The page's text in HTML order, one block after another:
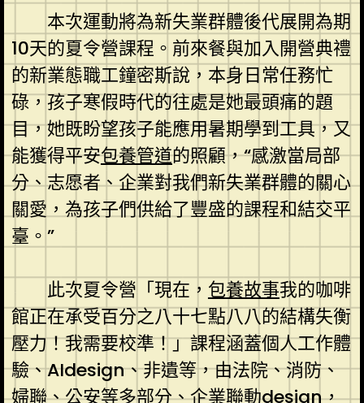
本次運動將為新失業群體後代展開為期
10天的夏令營課程。前來餐與加入開營典禮
的新業態職工鐘密斯說，本身日常任務忙
碌，孩子寒假時代的往處是她最頭痛的題
目，她既盼望孩子能應用暑期學到工具，又
能獲得平安包養管道的照顧，“感激當局部
分、志愿者、企業對我們新失業群體的關心
關愛，為孩子們供給了豐盛的課程和結交平
臺。”
此次夏令營「現在， 包養故事我的咖啡
館正在承受百分之八十七點八八的結構失衡
壓力！我需要校準！」課程涵蓋個人工作體
驗、AIdesign、非遺等，由法院、消防、
婦聯、公安等多部分、企業聯動design，